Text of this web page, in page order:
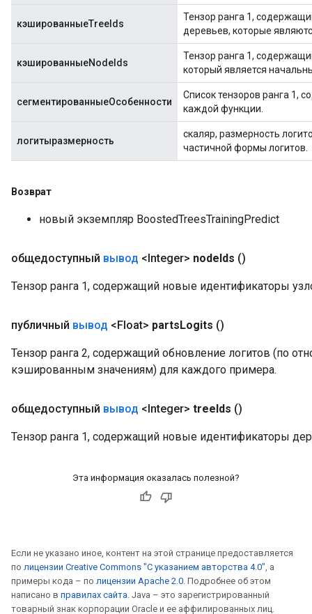
кэшированныеTreeIds
Тензор ранга 1,
деревьев, которые
кэшированныеNodeIds
Тензор ранга 1,
который является
сегментированныеОсобенности
Список тензоров ранга 1,
каждой функции.
логитыразмерность
скаляр, размерность
частичной формы логитов.
Возврат
новый экземпляр BoostedTreesTrainingPredict
общедоступный вывод <Integer> nodeIds ()
Тензор ранга 1, содержащий новые идентификаторы
публичный вывод <Float> partsLogits ()
Тензор ранга 2, содержащий обновление логитов (по
кэшированным значениям) для каждого примера.
общедоступный вывод <Integer> treeIds ()
Тензор ранга 1, содержащий новые идентификаторы
Эта информация оказалась полезной?
Если не указано иное, контент на этой странице предоставляется
по лицензии Creative Commons "С указанием авторства 4.0" , а
примеры кода – по лицензии Apache 2.0 . Подробнее об этом
написано в правилах сайта . Java – это зарегистрированный
товарный знак корпорации Oracle и ее аффилированных лиц.